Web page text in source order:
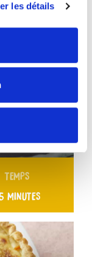
les détails
TEMPS
MINUTES